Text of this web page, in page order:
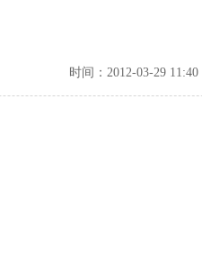
时间：2012-03-29 11:40